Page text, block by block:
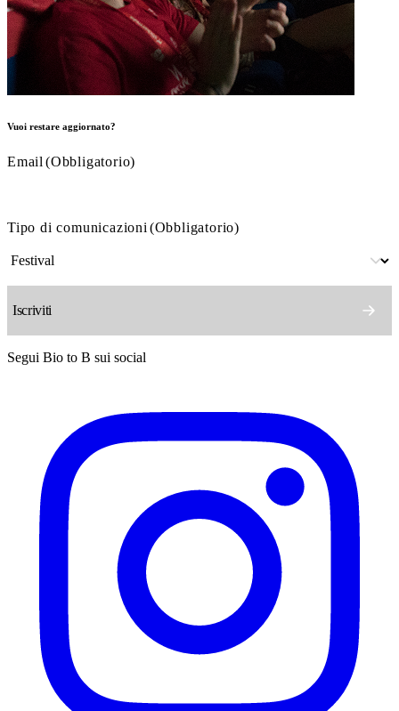
Vuoi restare aggiornato?
Email (Obbligatorio)
Tipo di comunicazioni (Obbligatorio)
Segui Bio to B sui social